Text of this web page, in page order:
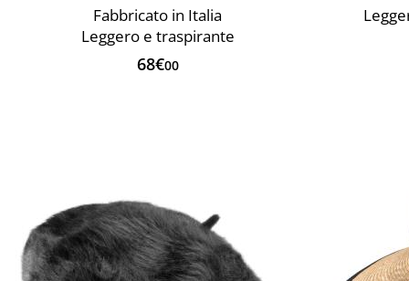
Fabbricato in Italia
Leggero e traspirante
68€00